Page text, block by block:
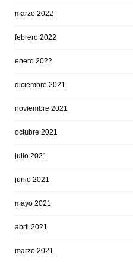
marzo 2022
febrero 2022
enero 2022
diciembre 2021
noviembre 2021
octubre 2021
julio 2021
junio 2021
mayo 2021
abril 2021
marzo 2021